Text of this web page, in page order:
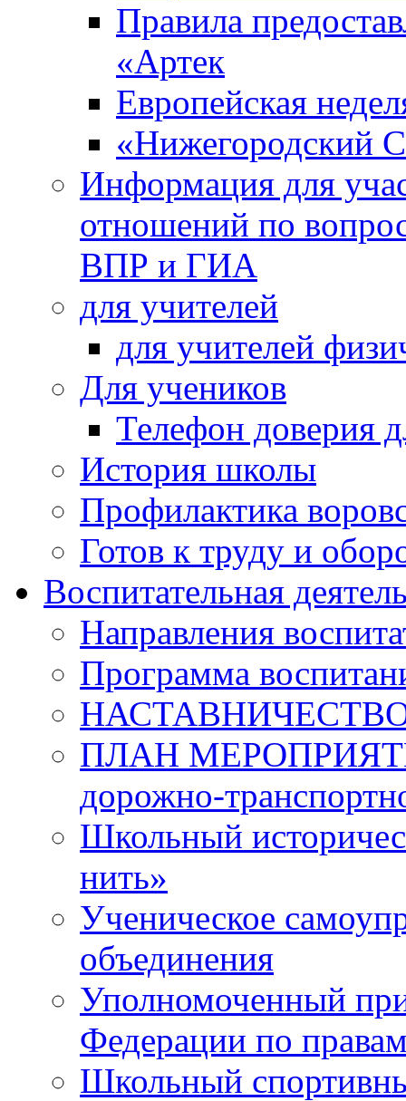
Правила
«Артек
Европейская
«Нижегородский
Информация для
отношений по
ВПР и ГИА
для учителей
для учителей
Для учеников
Телефон доверия
История школы
Профилактика
Готов к труду и
Воспитательная
Направления
Программа
ПЛАН МЕРОПРИЯТИЙ
дорожно-
Школьный
нить»
Ученическое
объединения
Уполномоченный
Федерации по
Школьный